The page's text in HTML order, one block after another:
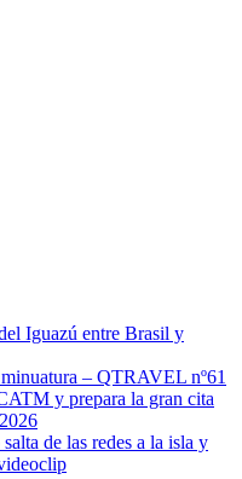
Iguazú entre Brasil y
– QTRAVEL nº61
y prepara la gran cita
de las redes a la isla y